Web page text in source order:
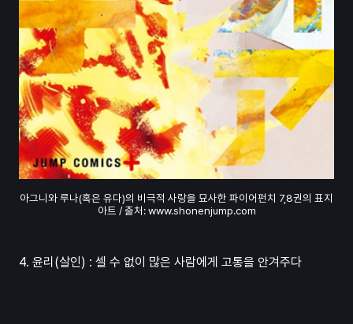
아그니와 루나(혹은 유다)의 비극적 사랑을 묘사한 파이어펀치 7,8권의 표지
아트 / 출처: www.shonenjump.com
4. 윤리(살인) : 셀 수 없이 많은 사람에게 고통을 안겨주다